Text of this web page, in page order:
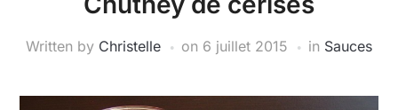
Written by Christelle on 6 juillet 2015 in Sauces